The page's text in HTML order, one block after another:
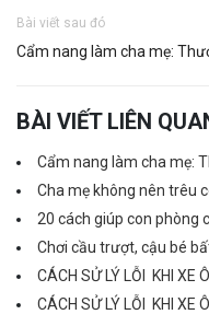
Bài viết sau đó
Cẩm nang làm cha mẹ:
BÀI VIẾT LIÊN
Cẩm nang làm cha mẹ:
Cha mẹ không nên trêu
20 cách giúp con phòng
Chơi cầu trượt, cậu bé
CÁCH SỬ LÝ LỖI KHI XE
CÁCH SỬ LÝ LỖI KHI XE